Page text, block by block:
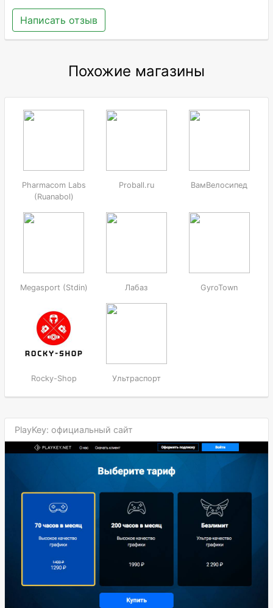
Написать отзыв
Похожие магазины
Pharmacom Labs
(Ruanabol)
Proball.ru ВамВелосипед
Megasport (Stdin) Лабаз GyroTown
Rocky-Shop Ультраспорт
PlayKey: официальный сайт